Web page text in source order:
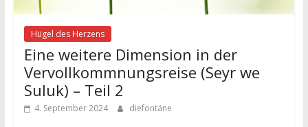
Hügel des Herzens
Eine weitere Dimension in der
Vervollkommnungsreise (Seyr we
Suluk) – Teil 2
4. September 2024 diefontäne